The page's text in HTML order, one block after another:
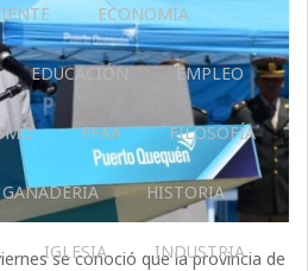
ECONOMÍA
EDUCACIÓN EMPLEO
FFAA FILOSOFÍA
GANADERIA HISTORIA
IGLESIA INDUSTRIA
se conoció que la provincia de